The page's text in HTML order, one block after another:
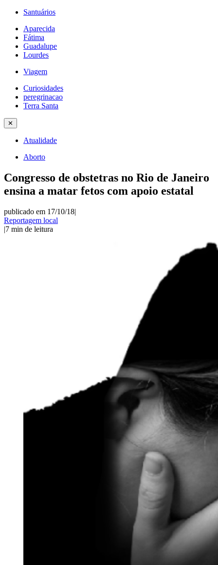
Santuários
Aparecida
Fátima
Guadalupe
Lourdes
Viagem
Curiosidades
peregrinacao
Terra Santa
✕
Atualidade
Aborto
Congresso de obstetras no Rio de Janeiro
ensina a matar fetos com apoio estatal
publicado em 17/10/18|
Reportagem local
|7 min de leitura